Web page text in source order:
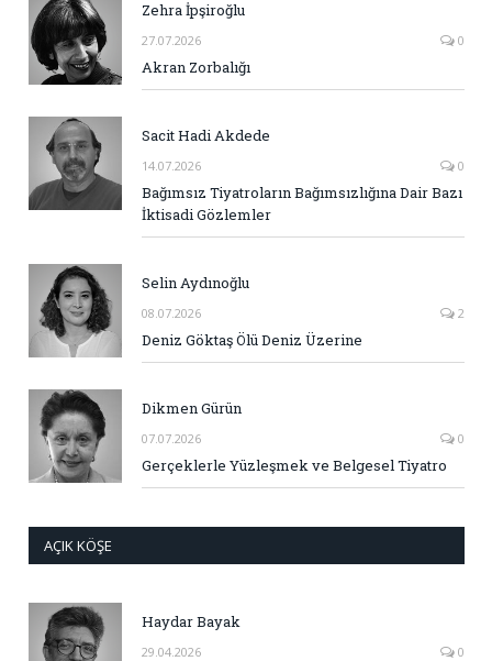
Zehra İpşiroğlu
27.07.2026 0
Akran Zorbalığı
Sacit Hadi Akdede
14.07.2026 0
Bağımsız Tiyatroların Bağımsızlığına Dair Bazı
İktisadi Gözlemler
Selin Aydınoğlu
08.07.2026 2
Deniz Göktaş Ölü Deniz Üzerine
Dikmen Gürün
07.07.2026 0
Gerçeklerle Yüzleşmek ve Belgesel Tiyatro
AÇIK KÖŞE
Haydar Bayak
29.04.2026 0